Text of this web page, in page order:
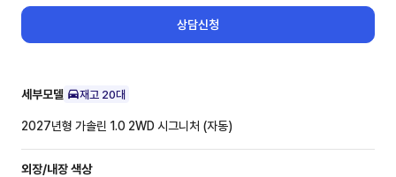
상담신청
세부모델 재고 20대
2027년형 가솔린 1.0 2WD시그니처 (자동)
외장/내장색상